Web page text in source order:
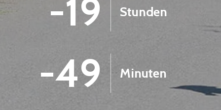
-19 Stunden
-49 Minuten